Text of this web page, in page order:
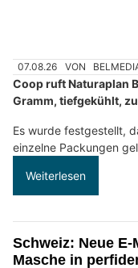
07.08.26 VON
Coop ruft Naturaplan
Gramm, tiefgekühlt,
Es wurde festgestellt,
einzelne Packungen
Weiterlesen
Schweiz: Neue
Masche in